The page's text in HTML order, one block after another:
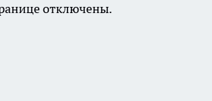
отключены.